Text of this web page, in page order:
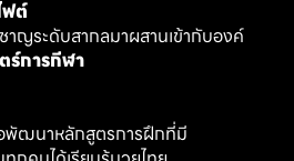
ฟต์
าญระดับสากลมาผสานเข้ากับองค์
ร์การกีฬา
พัฒนาหลักสูตรการฝึกที่มี